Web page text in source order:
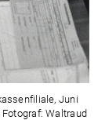
Juni
Fotograf: Waltraud